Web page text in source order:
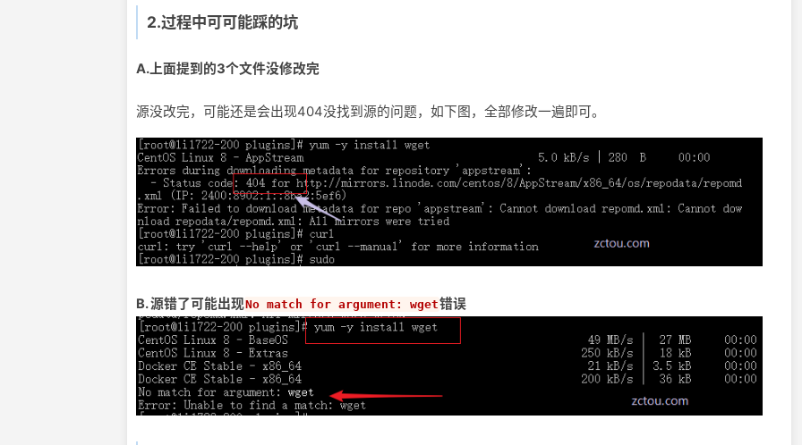
2.过程中可可能踩的坑
A.上面提到的3个文件没修改完
源没改完，可能还是会出现404没找到源的问题，如下图，全部修改一遍即可。
B. 源错了可能出现No match for argument: wget错误